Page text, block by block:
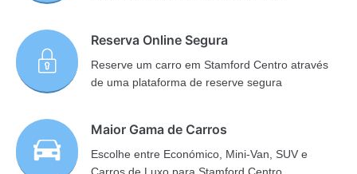
Reserva Online Segura
Reserve um carro em Stamford Centro através
de uma plataforma de reserve segura
Maior Gama de Carros
Escolhe entre Económico, Mini-Van, SUV e